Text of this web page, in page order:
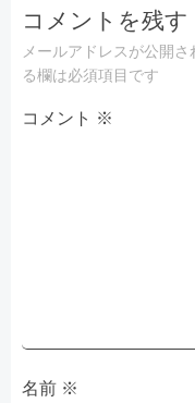
ビ
ゲ
ー
コメントを残す
メールアドレスが公開さ
る欄は必須項目です
コメント ※
名前 ※